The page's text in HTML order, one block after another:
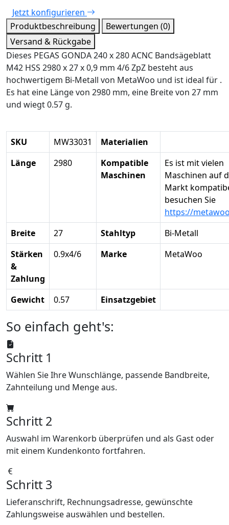
Jetzt konfigurieren
Produktbeschreibung
Bewertungen (0)
Versand & Rückgabe
Dieses PEGAS GONDA 240 x 280 ACNC Bandsägeblatt
M42 HSS 2980 x 27 x 0,9 mm 4/6 ZpZ besteht aus
hochwertigem Bi-Metall von MetaWoo und ist ideal für .
Es hat eine Länge von 2980 mm, eine Breite von 27 mm
und wiegt 0.57 g.
SKU MW33031
Materialien
Länge
2980
Kompatible
Maschinen
Es ist mit vielen
Maschinen auf
Markt
besuchen Sie
https://
Breite
27 Stahltyp
Bi-Metall
Stärken
&
Zahlung
0.9x4/6 Marke MetaWoo
Gewicht 0.57 Einsatzgebiet
So einfach geht's:
Schritt 1
Wählen Sie Ihre Wunschlänge, passende Bandbreite,
Zahnteilung und Menge aus.
Schritt 2
Auswahl im Warenkorb überprüfen und als Gast oder
mit einem Kundenkonto fortfahren.
Schritt 3
Lieferanschrift, Rechnungsadresse, gewünschte
Zahlungsweise auswählen und bestellen.